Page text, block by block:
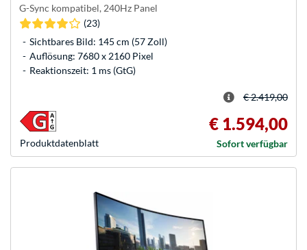
G-Sync kompatibel, 240Hz Panel
(23)
Sichtbares Bild: 145 cm (57 Zoll)
Auflösung: 7680 x 2160 Pixel
Reaktionszeit: 1 ms (GtG)
Produkt­datenblatt
€ 2.419,00
€ 1.594,00
Sofort verfügbar